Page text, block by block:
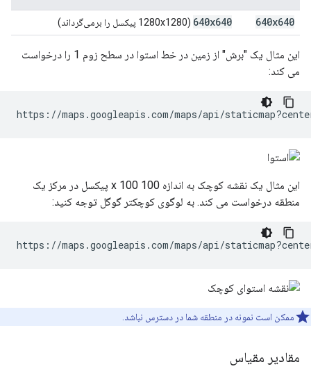
640x640
640x640 (1280x1280 پیکسل را برمی‌گرداند)
این مثال یک "برش" از زمین در خط استوا در سطح زوم 1 را درخواست
می کند:
https://maps.googleapis.com/maps/api/
این مثال یک نقشه کوچک به اندازه 100 x 100 پیکسل در مرکز یک
منطقه درخواست می کند. به لوگوی کوچکتر گوگل توجه کنید:
https://maps.googleapis.com/maps/api/
ممکن است نمونه در منطقه شما در دسترس نباشد.
مقادیر مقیاس